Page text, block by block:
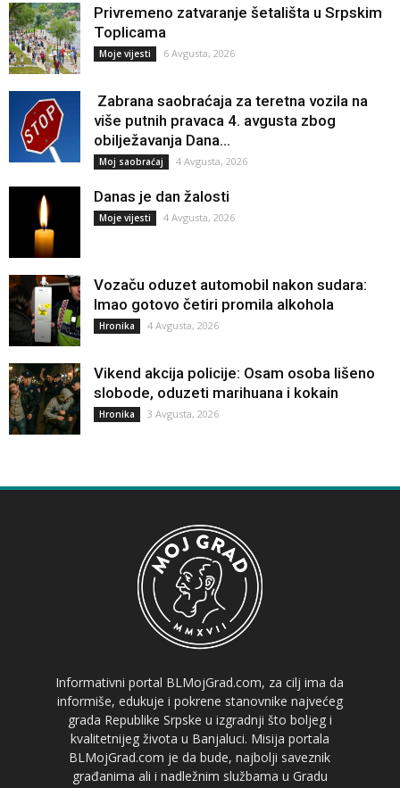
Privremeno zatvaranje šetališta u Srpskim
Toplicama
Moje vijesti 6 Avgusta, 2026
Zabrana saobraćaja za teretna vozila na
više putnih pravaca 4. avgusta zbog
obilježavanja Dana...
Moj saobraćaj 4 Avgusta, 2026
Danas je dan žalosti
Moje vijesti 4 Avgusta, 2026
Vozaču oduzet automobil nakon sudara:
Imao gotovo četiri promila alkohola
Hronika 4 Avgusta, 2026
Vikend akcija policije: Osam osoba lišeno
slobode, oduzeti marihuana i kokain
Hronika 3 Avgusta, 2026
Informativni portal BLMojGrad.com, za cilj ima da
informiše, edukuje i pokrene stanovnike najvećeg
grada Republike Srpske u izgradnji što boljeg i
kvalitetnijeg života u Banjaluci. Misija portala
BLMojGrad.com je da bude, najbolji saveznik
građanima ali i nadležnim službama u Gradu